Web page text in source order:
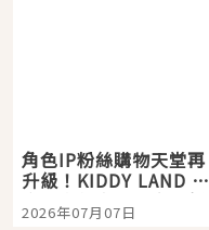
角色IP粉絲購物天堂再
升級！KIDDY LAND 原
宿店吉伊卡哇迎客，新
開幕 OMOKADO 店3分
2026年07月07日